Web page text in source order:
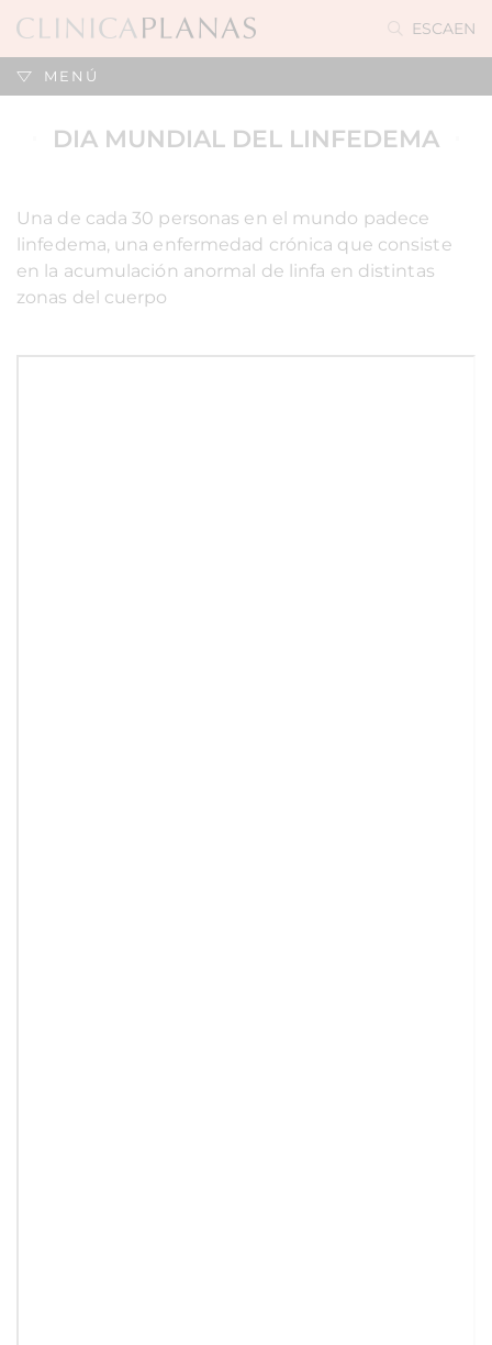
ESCAEN
MENÚ
DIA MUNDIAL DEL LINFEDEMA
Una de cada 30 personas en el mundo padece
linfedema, una enfermedad crónica que consiste
en la acumulación anormal de linfa en distintas
zonas del cuerpo